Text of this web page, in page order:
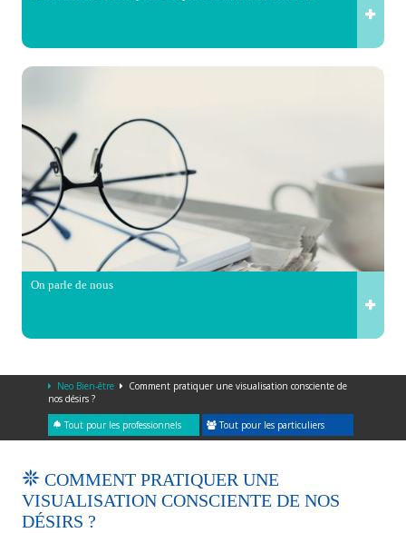
On parle de nous
Neo Bien-être
Comment pratiquer une visualisation consciente de
nos désirs ?
Tout pour les professionnels Tout pour les particuliers
COMMENT PRATIQUER UNE
VISUALISATION CONSCIENTE DE NOS
DÉSIRS ?